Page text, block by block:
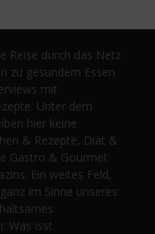
Reise durch das Netz
zu gesundem Essen
mit
Unter dem
hier keine
& Rezepte, Diät &
Gastro & Gourmet
Ein weites Feld,
im Sinne unseres
Was isst